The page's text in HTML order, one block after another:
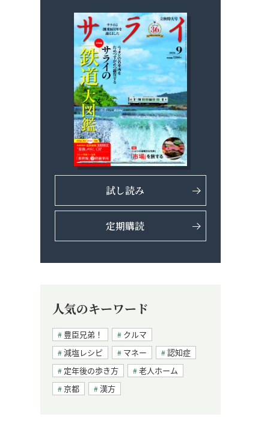
試し読み
定期購読
人気のキーワード
豊臣兄弟！
クルマ
減塩レシピ
マネー
認知症
定年後の歩き方
老人ホーム
京都
漢方